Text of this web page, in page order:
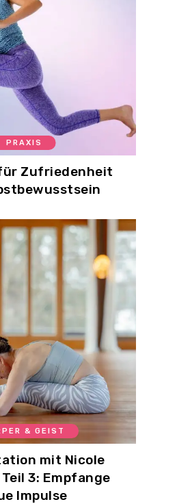
PRAXIS
Zufriedenheit
& GEIST
mit Nicole
3: Empfange
Impulse